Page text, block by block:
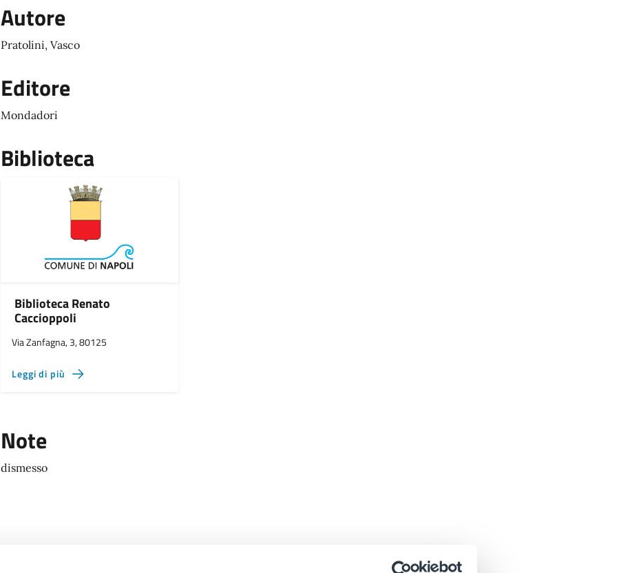
Autore
Pratolini, Vasco
Editore
Mondadori
Biblioteca
Biblioteca Renato
Caccioppoli
Via Zanfagna, 3, 80125
Leggi di più
Note
dismesso